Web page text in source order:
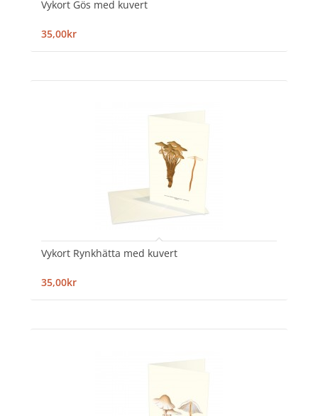
Vykort Gös med kuvert
35,00kr
Vykort Rynkhätta med kuvert
35,00kr